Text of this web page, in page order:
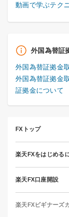
動画で学ぶテク
外国為替証
外国為替証拠金
外国為替証拠金
証拠金について
FXトップ
楽天FXをはじめる
楽天FX口座開設
楽天FXビギナーズ